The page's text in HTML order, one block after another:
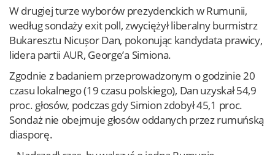
W drugiej turze wyborów prezydenckich w Rumunii,
według sondaży exit poll, zwyciężył liberalny burmistrz
Bukaresztu Nicușor Dan, pokonując kandydata prawicy,
lidera partii AUR, George’a Simiona.
Zgodnie z badaniem przeprowadzonym o godzinie 20
czasu lokalnego (19 czasu polskiego), Dan uzyskał 54,9
proc. głosów, podczas gdy Simion zdobył 45,1 proc.
Sondaż nie obejmuje głosów oddanych przez rumuńską
diasporę.